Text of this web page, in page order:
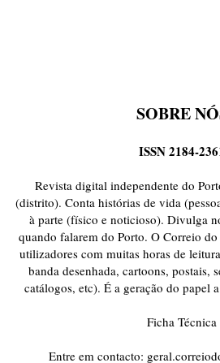
SOBRE
ISSN 2184-
Revista digital independente do
(distrito). Conta histórias de vida
à parte (físico e noticioso). Divulga
quando falarem do Porto. O Correio
utilizadores com muitas horas de
banda desenhada, cartoons, postais,
catálogos, etc). É a geração do papel
Ficha Técnica
Entre em contacto: